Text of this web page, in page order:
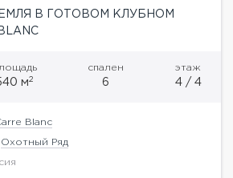
В ГОТОВОМ КЛУБНОМ
м2
спален
6
этаж
4 / 4
Blanc
Охотный Ряд